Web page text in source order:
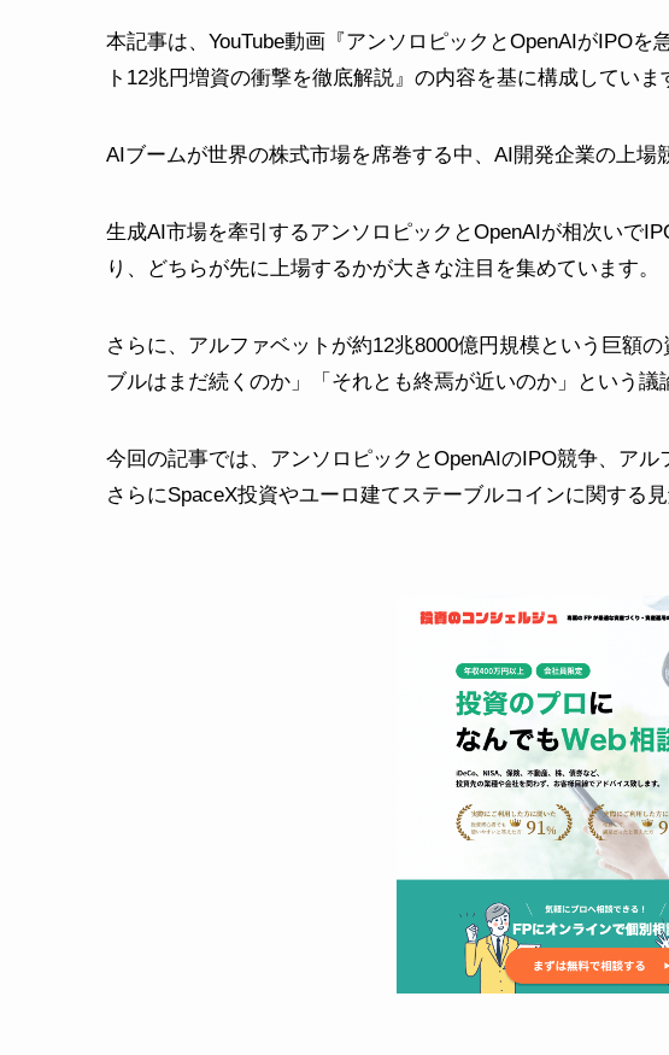
本記事は、YouTube動画『アンソロピックとOpenAIがIPO
ト12兆円増資の衝撃を徹底解説』の内容を基に構成していま
AIブームが世界の株式市場を席巻する中、AI開発企業の上場
生成AI市場を牽引するアンソロピックとOpenAIが相次いで
り、どちらが先に上場するかが大きな注目を集めています。
さらに、アルファベットが約12兆8000億円規模という巨額
ブルはまだ続くのか」「それとも終焉が近いのか」という議
今回の記事では、アンソロピックとOpenAIのIPO競争、アル
さらにSpaceX投資やユーロ建てステーブルコインに関する